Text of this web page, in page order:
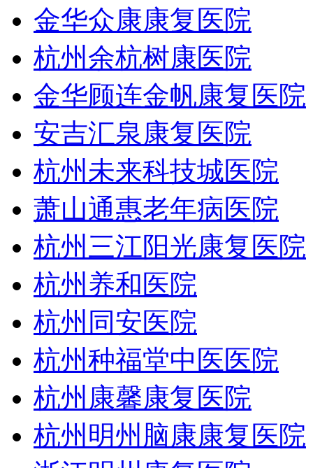
金华众康康复医院
杭州余杭树康医院
金华顾连金帆康复医院
安吉汇泉康复医院
杭州未来科技城医院
萧山通惠老年病医院
杭州三江阳光康复医院
杭州养和医院
杭州同安医院
杭州种福堂中医医院
杭州康馨康复医院
杭州明州脑康康复医院